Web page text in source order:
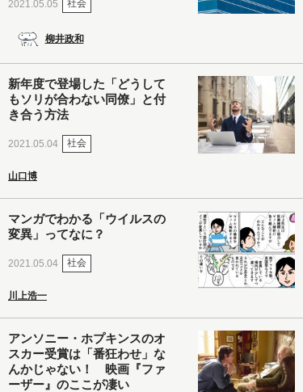
2021.05.05 社会
柳井政和
新年度で登場した「どうして
もソリが合わない同僚」と付
き合う方法
2021.05.04 社会
山口博
マンガでわかる「ウイルスの
変異」ってなに？
2021.05.04 社会
川上浩一
アンソニー・ホプキンスのオ
スカー受賞は「番狂わせ」な
んかじゃない！ 映画『ファ
ーザー』のここが凄い